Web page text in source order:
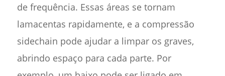
de frequência. Essas áreas se tornam
lamacentas rapidamente, e a compressão
sidechain pode ajudar a limpar os graves,
abrindo espaço para cada parte. Por